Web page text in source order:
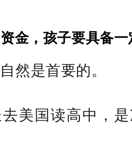
金，孩子要具备
然是首要的。
美国读高中，